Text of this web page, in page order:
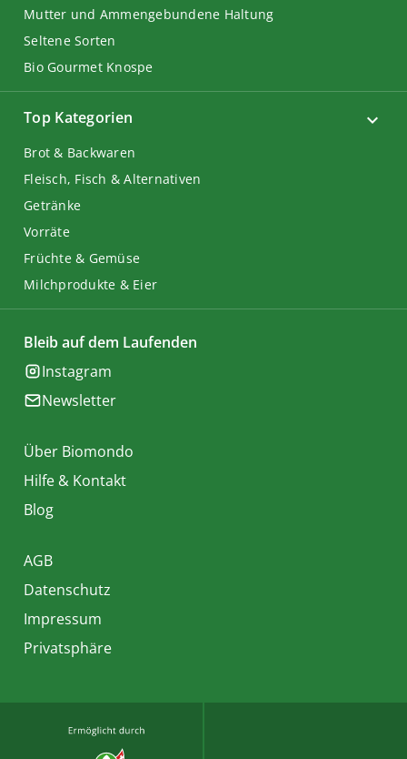
Top Kategorien
Brot & Backwaren
Fleisch, Fisch & Alternativen
Getränke
Vorräte
Früchte & Gemüse
Milchprodukte & Eier
Mutter und Ammengebundene Haltung
Seltene Sorten
Bio Gourmet Knospe
Bleib auf dem Laufenden
Instagram
Newsletter
Über Biomondo
Hilfe & Kontakt
Blog
AGB
Datenschutz
Impressum
Privatsphäre